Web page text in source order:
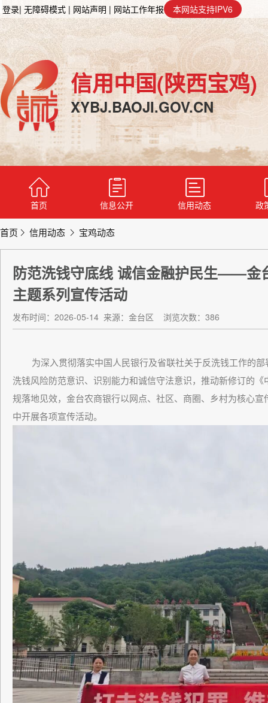
登录| 无障碍模式 | 网站声明 | 网站工作年报 本网站支持IPV6
信用中国(陕西宝鸡)
XYBJ.BAOJI.GOV.CN
首页 信息公开 信用动态 政
首页 信用动态 宝鸡动态
防范洗钱守底线 诚信金融护民生——金
主题系列宣传活动
发布时间：2026-05-14 来源：金台区 浏览次数：386
为深入贯彻落实中国人民银行及省联社关于反洗钱工作的部
洗钱风险防范意识、识别能力和诚信守法意识，推动新修订的
规落地见效，金台农商银行以网点、社区、商圈、乡村为核心
中开展各项宣传活动。